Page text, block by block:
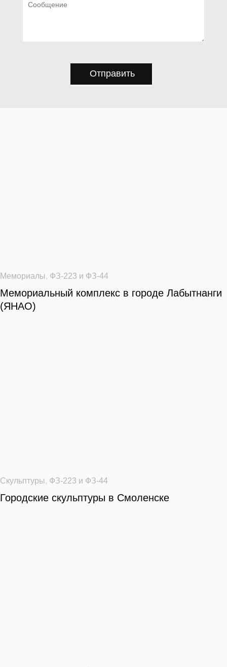
Отправить
Мемориалы, ФЗ-223 и ФЗ-44
Мемориальный комплекс в городе Лабытнанги
(ЯНАО)
Скульптуры, ФЗ-223 и ФЗ-44
Городские скульптуры в Смоленске